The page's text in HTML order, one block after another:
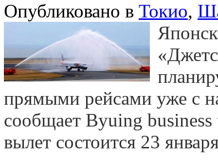
Опубликовано в Токио,
прямыми рейсами уже с
сообщает Byuing
вылет состоится 23